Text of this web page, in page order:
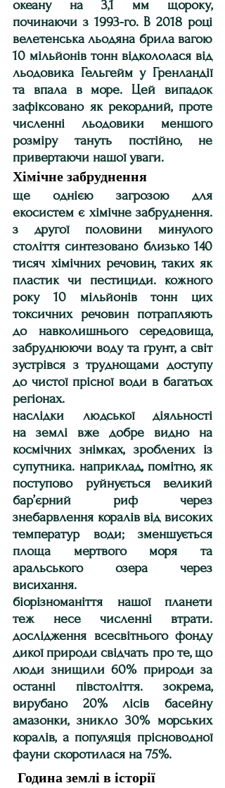
океану на 3,1 мм щороку,
починаючи з 1993-го. В 2018 році
велетенська льодяна брила вагою
10 мільйонів тонн відкололася від
льодовика Гельгейм у Гренландії
та впала в море. Цей випадок
зафіксовано як рекордний, проте
численні льодовики меншого
розміру тануть постійно, не
привертаючи нашої уваги.
Хімічне забруднення
ще однією загрозою для
екосистем є хімічне забруднення.
з другої половини минулого
століття синтезовано близько 140
тисяч хімічних речовин, таких як
пластик чи пестициди. кожного
року 10 мільйонів тонн цих
токсичних речовин потрапляють
до навколишнього середовища,
забруднюючи воду та ґрунт, а світ
зустрівся з труднощами доступу
до чистої прісної води в багатьох
регіонах.
наслідки людської діяльності
на землі вже добре видно на
космічних знімках, зроблених із
супутника. наприклад, помітно, як
поступово руйнується великий
бар’єрний риф через
знебарвлення коралів від високих
температур води; зменшується
площа мертвого моря та
аральського озера через
висихання.
біорізноманіття нашої планети
теж несе численні втрати.
дослідження всесвітнього фонду
дикої природи свідчать про те, що
люди знищили 60% природи за
останні півстоліття. зокрема,
вирубано 20% лісів басейну
амазонки, зникло 30% морських
коралів, а популяція прісноводної
фауни скоротилася на 75%.
Година землі в історії